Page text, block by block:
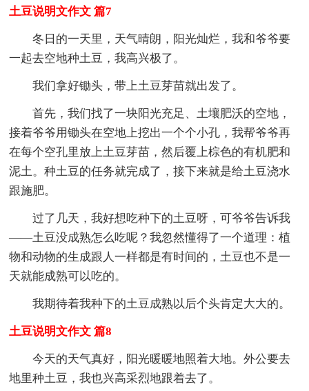
土豆说明文作文 篇7
冬日的一天里，天气晴朗，阳光灿烂，我和爷爷要
一起去空地种土豆，我高兴极了。
我们拿好锄头，带上土豆芽苗就出发了。
首先，我们找了一块阳光充足、土壤肥沃的空地，
接着爷爷用锄头在空地上挖出一个个小孔，我帮爷爷再
在每个空孔里放上土豆芽苗，然后覆上棕色的有机肥和
泥土。种土豆的任务就完成了，接下来就是给土豆浇水
跟施肥。
过了几天，我好想吃种下的土豆呀，可爷爷告诉我
——土豆没成熟怎么吃呢？我忽然懂得了一个道理：植
物和动物的生成跟人一样都是有时间的，土豆也不是一
天就能成熟可以吃的。
我期待着我种下的土豆成熟以后个头肯定大大的。
土豆说明文作文 篇8
今天的天气真好，阳光暖暖地照着大地。外公要去
地里种土豆，我也兴高采烈地跟着去了。